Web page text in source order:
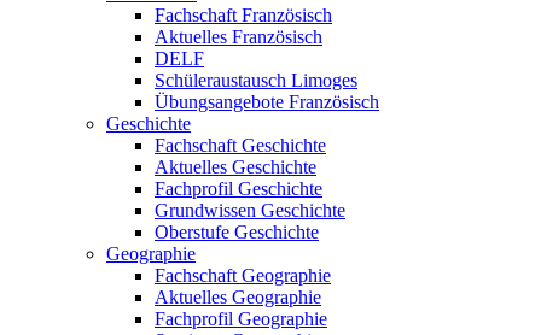
Fachschaft Französisch
Aktuelles Französisch
DELF
Schüleraustausch Limoges
Übungsangebote Französisch
Geschichte
Fachschaft Geschichte
Aktuelles Geschichte
Fachprofil Geschichte
Grundwissen Geschichte
Oberstufe Geschichte
Geographie
Fachschaft Geographie
Aktuelles Geographie
Fachprofil Geographie